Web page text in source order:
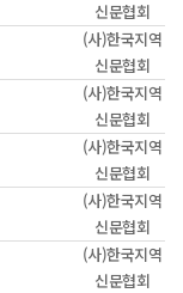
신문협회
(사)한국지역
신문협회
(사)한국지역
신문협회
(사)한국지역
신문협회
(사)한국지역
신문협회
(사)한국지역
신문협회